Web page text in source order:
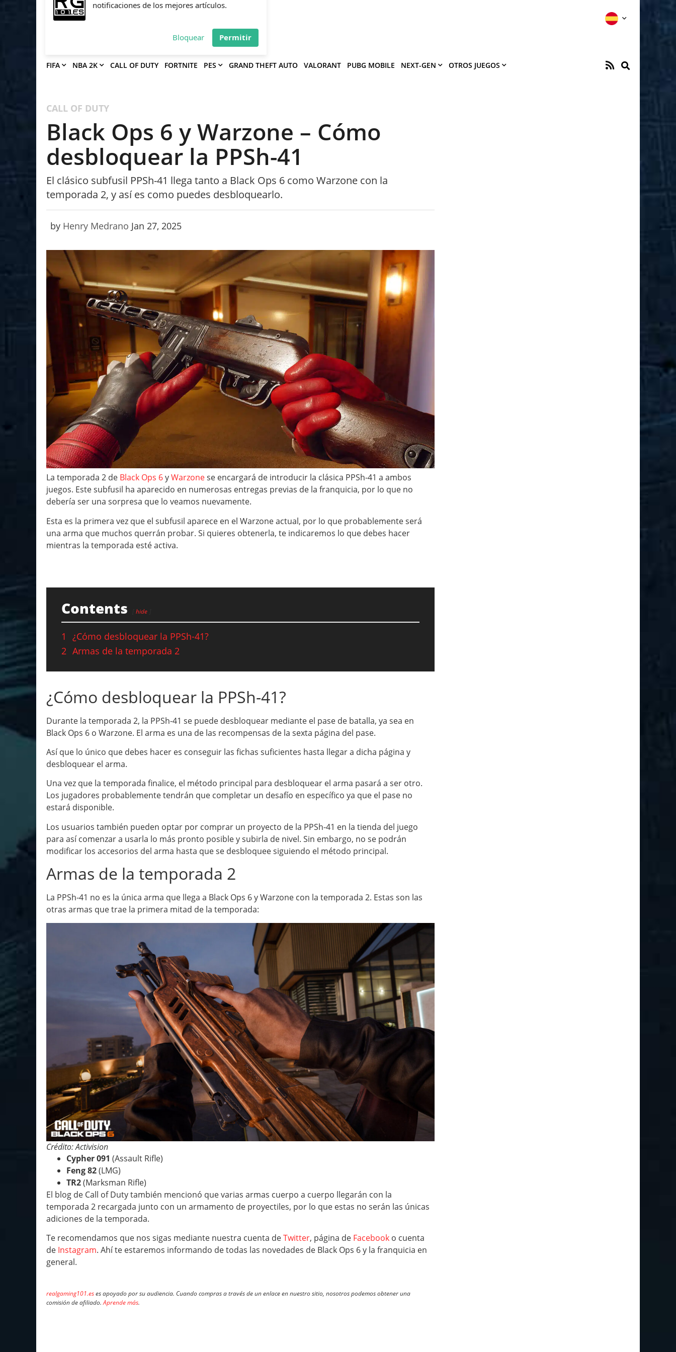
FIFA NBA 2K CALL OF DUTY FORTNITE PES GRAND THEFT AUTO VALORANT PUBG MOBILE NEXT-GEN OTROS JUEGOS
CALL OF DUTY
Black Ops 6 y Warzone – Cómo
desbloquear la PPSh-41
El clásico subfusil PPSh-41 llega tanto a Black Ops 6 como Warzone con la
temporada 2, y así es como puedes desbloquearlo.
by Henry Medrano Jan 27, 2025
La temporada 2 de Black Ops 6yWarzonese encargará de introducir la clásica PPSh-41 a ambos
juegos. Este subfusil ha aparecido en numerosas entregas previas de la franquicia, por lo que no
debería ser una sorpresa que lo veamos nuevamente.
Esta es la primera vez que el subfusil aparece en el Warzone actual, por lo que probablemente será
una arma que muchos querrán probar. Si quieres obtenerla, te indicaremos lo que debes hacer
mientras la temporada esté activa.
Contents hide
1
¿Cómo desbloquear la PPSh-41?
2 Armas de la temporada 2
¿Cómo desbloquear la PPSh-41?
Durante la temporada 2, la PPSh-41 se puede desbloquear mediante el pase de batalla, ya sea en
Black Ops 6 o Warzone. El arma es una de las recompensas de la sexta página del pase.
Así que lo único que debes hacer es conseguir las fichas suficientes hasta llegar a dicha página y
desbloquear el arma.
Una vez que la temporada finalice, el método principal para desbloquear el arma pasará a ser otro.
Los jugadores probablemente tendrán que completar un desafío en específico ya que el pase no
estará disponible.
Los usuarios también pueden optar por comprar un proyecto de la PPSh-41 en la tienda del juego
para así comenzar a usarla lo más pronto posible y subirla de nivel. Sin embargo, no se podrán
modificar los accesorios del arma hasta que se desbloquee siguiendo el método principal.
Armas de la temporada 2
La PPSh-41 no es la única arma que llega a Black Ops 6 y Warzone con la temporada 2. Estas son las
otras armas que trae la primera mitad de la temporada:
Crédito: Activision
Cypher 091 (Assault Rifle)
Feng 82(LMG)
TR2(Marksman Rifle)
El blog de Call of Duty también mencionó que varias armas cuerpo a cuerpo llegarán con la
temporada 2 recargada junto con un armamento de proyectiles, por lo que estas no serán las únicas
adiciones de la temporada.
Te recomendamos que nos sigas mediante nuestra cuenta deTwitter, página de Facebook o cuenta
de Instagram. Ahí te estaremos informando de todas las novedades de Black Ops 6 y la franquicia en
general.
realgaming101.eses apoyado por su audiencia. Cuando compras a través de un enlace en nuestro sitio, nosotros podemos obtener una
comisión de afiliado.Aprende más.